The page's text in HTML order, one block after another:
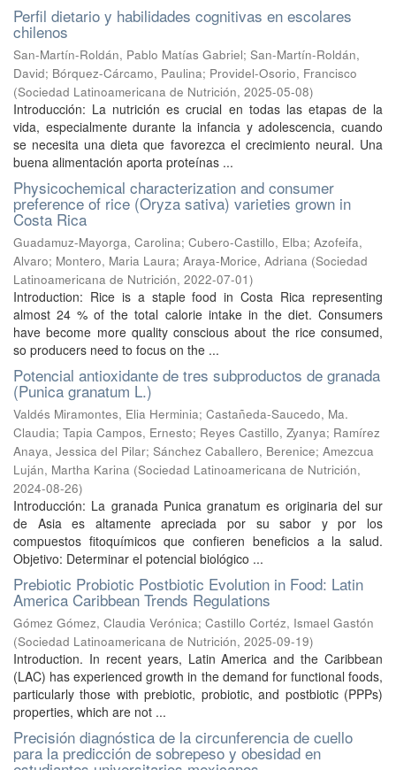
Perfil dietario y habilidades cognitivas en escolares
chilenos
San-Martín-Roldán, Pablo Matías Gabriel; San-Martín-Roldán,
David; Bórquez-Cárcamo, Paulina; Providel-Osorio, Francisco
(Sociedad Latinoamericana de Nutrición, 2025-05-08)
Introducción: La nutrición es crucial en todas las etapas de la
vida, especialmente durante la infancia y adolescencia, cuando
se necesita una dieta que favorezca el crecimiento neural. Una
buena alimentación aporta proteínas ...
Physicochemical characterization and consumer
preference of rice (Oryza sativa) varieties grown in
Costa Rica
Guadamuz-Mayorga, Carolina; Cubero-Castillo, Elba; Azofeifa,
Alvaro; Montero, Maria Laura; Araya-Morice, Adriana (Sociedad
Latinoamericana de Nutrición, 2022-07-01)
Introduction: Rice is a staple food in Costa Rica representing
almost 24 % of the total calorie intake in the diet. Consumers
have become more quality conscious about the rice consumed,
so producers need to focus on the ...
Potencial antioxidante de tres subproductos de granada
(Punica granatum L.)
Valdés Miramontes, Elia Herminia; Castañeda-Saucedo, Ma.
Claudia; Tapia Campos, Ernesto; Reyes Castillo, Zyanya; Ramírez
Anaya, Jessica del Pilar; Sánchez Caballero, Berenice; Amezcua
Luján, Martha Karina (Sociedad Latinoamericana de Nutrición,
2024-08-26)
Introducción: La granada Punica granatum es originaria del sur
de Asia es altamente apreciada por su sabor y por los
compuestos fitoquímicos que confieren beneficios a la salud.
Objetivo: Determinar el potencial biológico ...
Prebiotic Probiotic Postbiotic Evolution in Food: Latin
America Caribbean Trends Regulations
Gómez Gómez, Claudia Verónica; Castillo Cortéz, Ismael Gastón
(Sociedad Latinoamericana de Nutrición, 2025-09-19)
Introduction. In recent years, Latin America and the Caribbean
(LAC) has experienced growth in the demand for functional foods,
particularly those with prebiotic, probiotic, and postbiotic (PPPs)
properties, which are not ...
Precisión diagnóstica de la circunferencia de cuello
para la predicción de sobrepeso y obesidad en